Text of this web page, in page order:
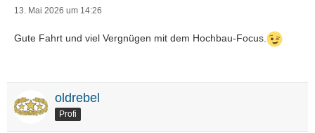
13. Mai 2026 um 14:26
Gute Fahrt und viel Vergnügen mit dem Hochbau-Focus.
oldrebel
Profi